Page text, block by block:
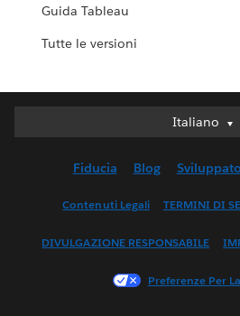
Guida Tableau
Tutte le versioni
Italiano
Italiano
English (UK)
Français
Fiducia Blog
Contenuti Legali TERMINI DI
DIVULGAZIONE RESPONSABILE
Preferenze Per